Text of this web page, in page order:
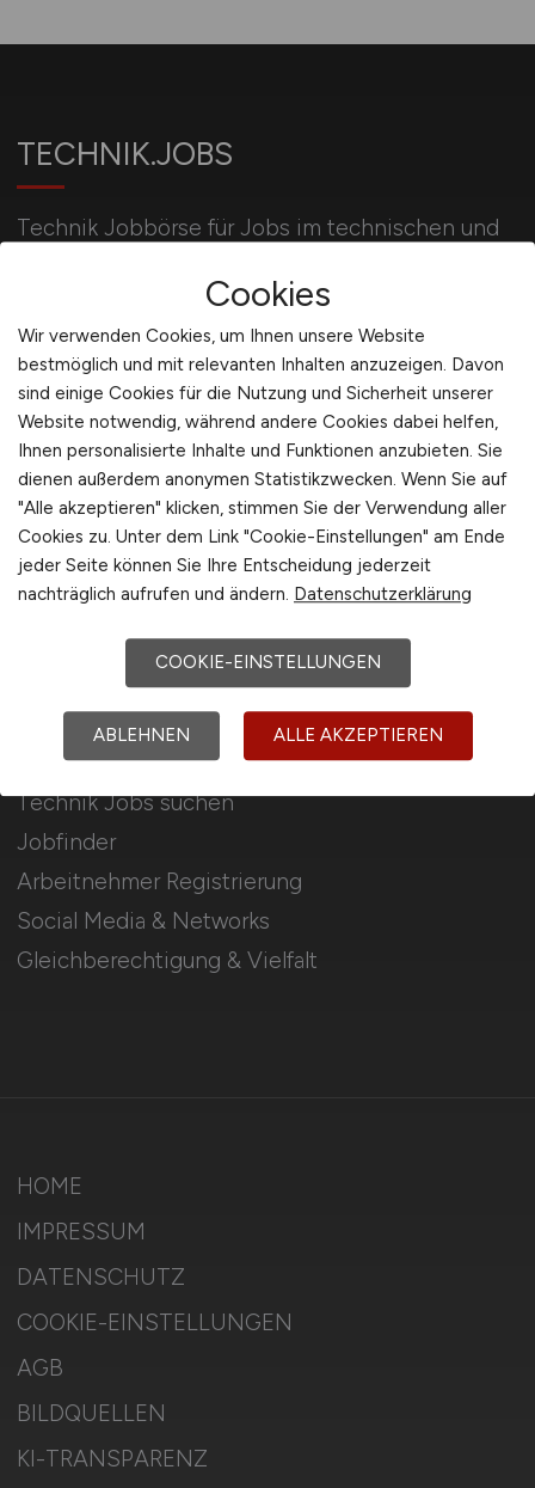
TECHNIK.JOBS
Technik Jobbörse für Jobs im technischen und
erfahrene und ausgebildete Fachkräfte.
Für Arbeitnehmer
Technik Jobs suchen
Jobfinder
Arbeitnehmer Registrierung
Social Media & Networks
Gleichberechtigung & Vielfalt
Für Arbeitgeber
Stellenanzeigen schalten
Mediadaten & Konditionen
Arbeitgeber Seite
Arbeitgeber Kontakt
HOME
IMPRESSUM
DATENSCHUTZ
COOKIE-EINSTELLUNGEN
AGB
BILDQUELLEN
KI-TRANSPARENZ
Cookies
Wir verwenden Cookies, um Ihnen unsere Website
bestmöglich und mit relevanten Inhalten anzuzeigen. Davon
sind einige Cookies für die Nutzung und Sicherheit unserer
Website notwendig, während andere Cookies dabei helfen,
Ihnen personalisierte Inhalte und Funktionen anzubieten. Sie
dienen außerdem anonymen Statistikzwecken. Wenn Sie auf
"Alle akzeptieren" klicken, stimmen Sie der Verwendung aller
Cookies zu. Unter dem Link "Cookie-Einstellungen" am Ende
jeder Seite können Sie Ihre Entscheidung jederzeit
nachträglich aufrufen und ändern. Datenschutzerklärung
COOKIE-EINSTELLUNGEN
ABLEHNEN ALLE AKZEPTIEREN